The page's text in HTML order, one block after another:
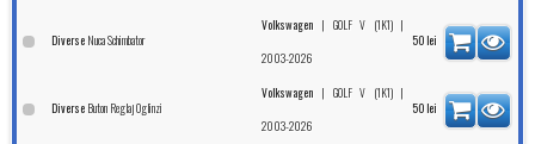
Diverse Nuca Schimbator
Volkswagen | GOLF V (1K1)|
2003-2026
50 lei
Diverse Buton Reglaj Oglinzi
Volkswagen | GOLF V (1K1)|
2003-2026
50 lei